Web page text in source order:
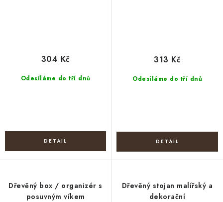
Odesíláme do tří dnů
304 Kč
Odesíláme do tří dnů
313 Kč
Dřevěný box / organizér s
posuvným víkem
Dřevěný stojan malířský a
dekorační